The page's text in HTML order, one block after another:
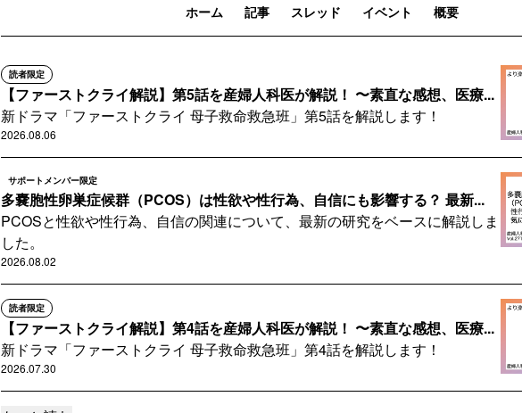
ホーム 記事 スレッド イベント 概要
読者限定
【ファーストクライ解説】第5話を産婦人科医が解説！ 〜素直な感想、医療...
新ドラマ「ファーストクライ 母子救命救急班」第5話を解説します！
2026.08.06
サポートメンバー限定
多嚢胞性卵巣症候群（PCOS）は性欲や性行為、自信にも影響する？ 最新...
PCOSと性欲や性行為、自信の関連について、最新の研究をベースに解説しま
した。
2026.08.02
読者限定
【ファーストクライ解説】第4話を産婦人科医が解説！ 〜素直な感想、医療...
新ドラマ「ファーストクライ 母子救命救急班」第4話を解説します！
2026.07.30